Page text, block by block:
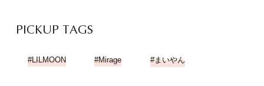
PICKUP TAGS
LILMOON Mirage まいやん